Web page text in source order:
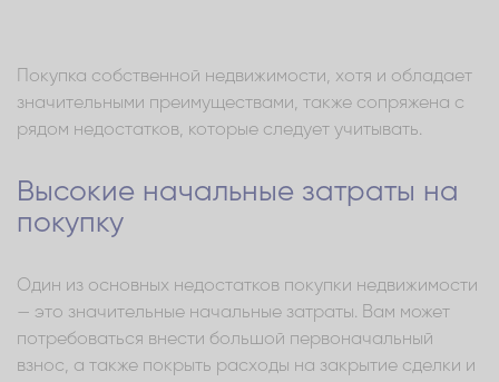
Покупка собственной недвижимости, хотя и обладает
значительными преимуществами, также сопряжена с
рядом недостатков, которые следует учитывать.
Высокие начальные затраты на
покупку
Один из основных недостатков покупки недвижимости
— это значительные начальные затраты. Вам может
потребоваться внести большой первоначальный
взнос, а также покрыть расходы на закрытие сделки и